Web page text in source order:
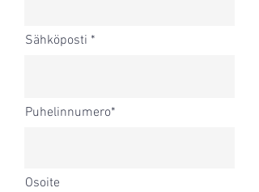
Sähköposti
Puhelinnumero*
Osoite